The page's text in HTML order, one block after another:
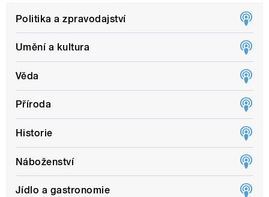
Politika a zpravodajství
Umění a kultura
Věda
Příroda
Historie
Náboženství
Jídlo a gastronomie